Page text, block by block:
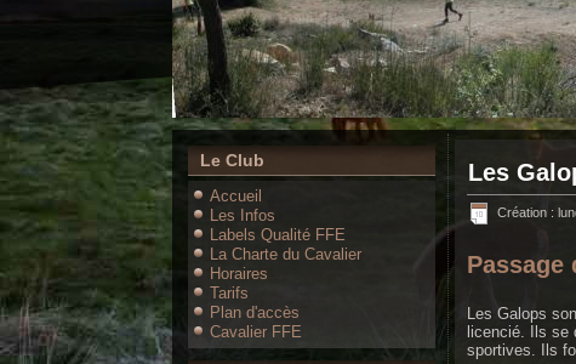
Le Club
Accueil
Les Infos
Labels Qualité FFE
La Charte du Cavalier
Horaires
Tarifs
Plan d'accès
Cavalier FFE
Les
Création :
Passage
Les Galops
licencié. Ils se
sportives. Ils